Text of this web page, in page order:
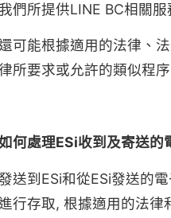
們所提供LINE BC相關
可能根據適用的法律、
所要求或允許的類似程
何處理ESi收到及寄送的
送到ESi和從ESi發送的
行存取, 根據適用的法